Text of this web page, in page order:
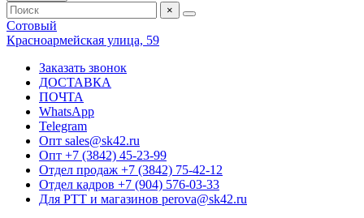
×
Сотовый
Красноармейская улица, 59
Заказать звонок
ДОСТАВКА
ПОЧТА
WhatsApp
Telegram
Опт sales@sk42.ru
Опт +7 (3842) 45-23-99
Отдел продаж +7 (3842) 75-42-12
Отдел кадров +7 (904) 576-03-33
Для РТТ и магазинов perova@sk42.ru